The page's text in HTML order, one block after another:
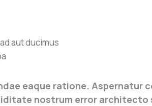
aut ducimus
eaque ratione. Aspernatur
nostrum error architecto